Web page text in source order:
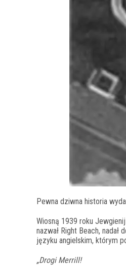
Pewna dziwna historia
Wiosną 1939 roku
nazwał Right Beach,
języku angielskim, którym
„Drogi Merrill!